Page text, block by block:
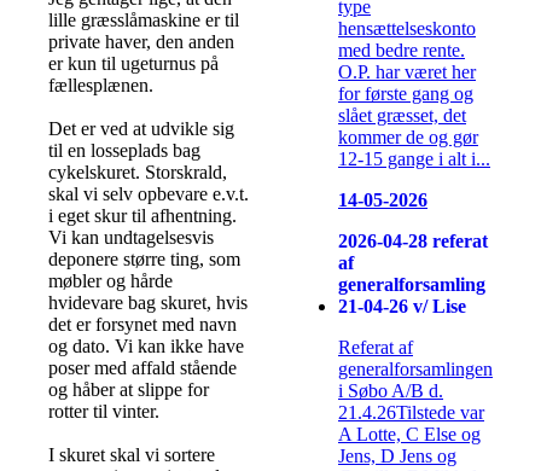
lille græsslåmaskine er til
private haver, den anden
er kun til ugeturnus på
fællesplænen.
Det er ved at udvikle sig
til en losseplads bag
cykelskuret. Storskrald,
skal vi selv opbevare e.v.t.
i eget skur til afhentning.
Vi kan undtagelsesvis
deponere større ting, som
møbler og hårde
hvidevare bag skuret, hvis
det er forsynet med navn
og dato. Vi kan ikke have
poser med affald stående
og håber at slippe for
rotter til vinter.
I skuret skal vi sortere
type
hensættelseskonto
med bedre rente.
O.P. har været her
for første gang og
slået græsset, det
kommer de og gør
12-15 gange i alt i...
14-05-2026
2026-04-28 referat
af
generalforsamling
21-04-26 v/ Lise
Referat af
generalforsamlingen
i Søbo A/B d.
21.4.26Tilstede var
A Lotte, C Else og
Jens, D Jens og